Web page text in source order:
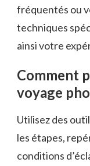
fréquentés ou
techniques
ainsi votre
Comment
voyage
Utilisez des
les étapes,
conditions